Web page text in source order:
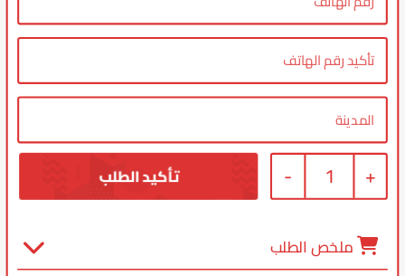
+
1
-
ملخص الطلب